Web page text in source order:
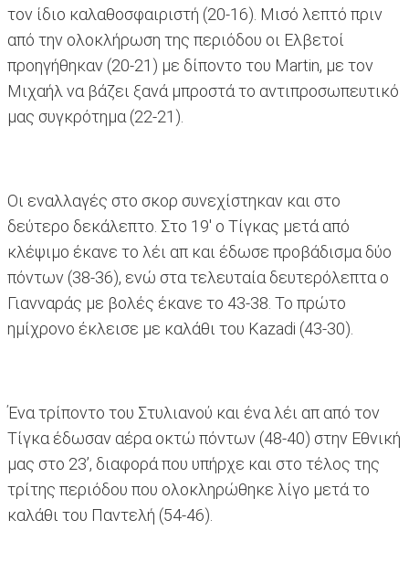
τον ίδιο καλαθοσφαιριστή (20-16). Μισό λεπτό πριν
από την ολοκλήρωση της περιόδου οι Ελβετοί
προηγήθηκαν (20-21) με δίποντο του Martin, με τον
Μιχαήλ να βάζει ξανά μπροστά το αντιπροσωπευτικό
μας συγκρότημα (22-21).
Οι εναλλαγές στο σκορ συνεχίστηκαν και στο
δεύτερο δεκάλεπτο. Στο 19' ο Τίγκας μετά από
κλέψιμο έκανε το λέι απ και έδωσε προβάδισμα δύο
πόντων (38-36), ενώ στα τελευταία δευτερόλεπτα ο
Γιανναράς με βολές έκανε το 43-38. Το πρώτο
ημίχρονο έκλεισε με καλάθι του Kazadi (43-30).
Ένα τρίποντο του Στυλιανού και ένα λέι απ από τον
Τίγκα έδωσαν αέρα οκτώ πόντων (48-40) στην Εθνική
μας στο 23’, διαφορά που υπήρχε και στο τέλος της
τρίτης περιόδου που ολοκληρώθηκε λίγο μετά το
καλάθι του Παντελή (54-46).